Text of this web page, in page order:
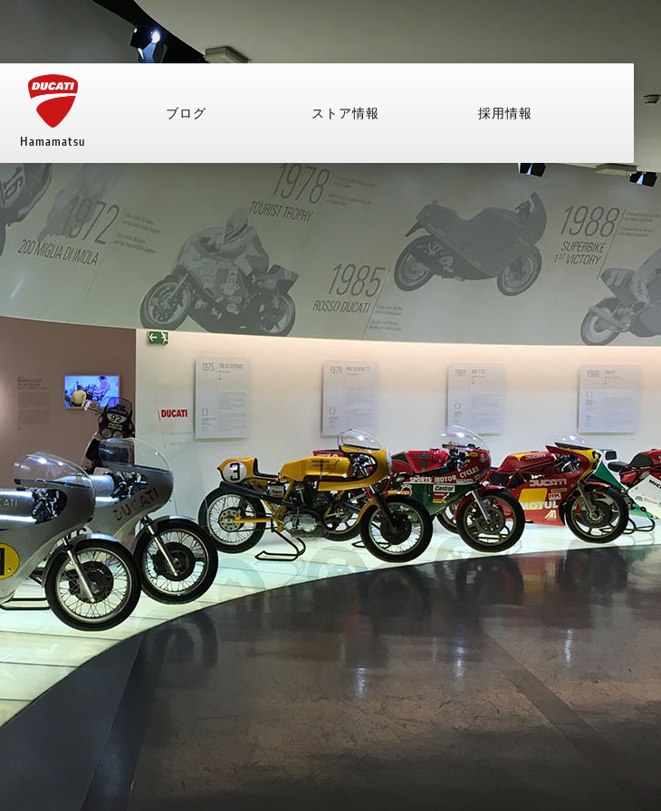
Hamamatsu
ブログ ストア情報 採用情報
MOTOGP WSBK アクセサリー